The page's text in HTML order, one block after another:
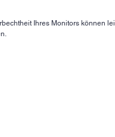
Ihres Monitors können